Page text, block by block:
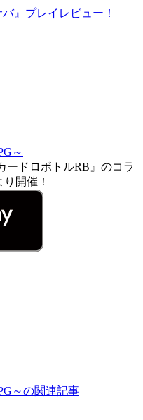
』プレイレビュー！
～
ードロボトルRB』のコラ
開催！
～の関連記事